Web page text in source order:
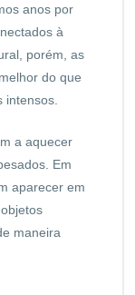
anos por
à
porém, as
do que
a aquecer
Em
aparecer em
maneira